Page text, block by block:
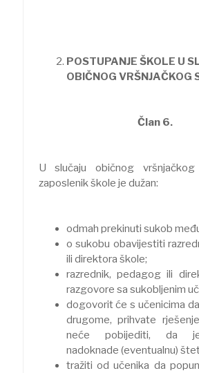
POSTUPANJE ŠKOLE U
OBIČNOG VRŠNJAČKOG
Član 6.
U slučaju običnog
zaposlenik škole je dužan:
odmah prekinuti sukob
o sukobu obavijestiti
ili direktora škole;
razrednik, pedagog ili
razgovore sa sukobljenim
dogovorit će s učenicima
drugome, prihvate
neće pobijediti, da
nadoknade (eventualnu)
tražiti od učenika da